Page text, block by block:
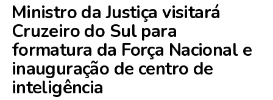
Ministro da Justiça visitará
Cruzeiro do Sul para
formatura da Força Nacional e
inauguração de centro de
inteligência